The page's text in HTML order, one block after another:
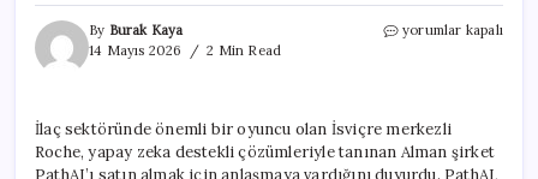
By Burak Kaya
14 Mayıs 2026
2 Min Read
Roche,
Patolojide
Yeni
Bir
yorumlar kapalı
İlaç sektöründe önemli bir oyuncu olan İsviçre merkezli
Roche, yapay zeka destekli çözümleriyle tanınan Alman şirket
PathAI’ı satın almak için anlaşmaya vardığını duyurdu. PathAI,